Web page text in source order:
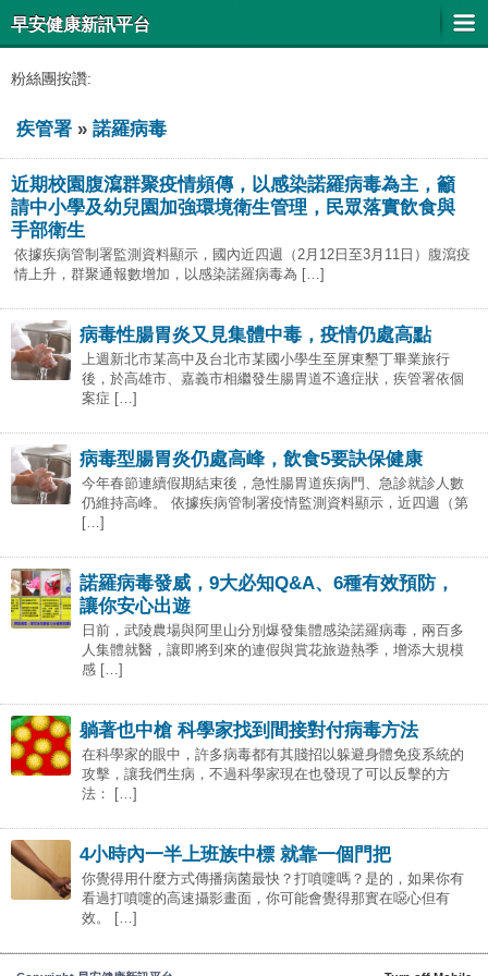
早安健康新訊平台
粉絲團按讚:
疾管署 » 諾羅病毒
近期校園腹瀉群聚疫情頻傳，以感染諾羅病毒為主，籲
請中小學及幼兒園加強環境衛生管理，民眾落實飲食與
手部衛生
依據疾病管制署監測資料顯示，國內近四週（2月12日至3月11日）腹瀉疫
情上升，群聚通報數增加，以感染諾羅病毒為 […]
病毒性腸胃炎又見集體中毒，疫情仍處高點
上週新北市某高中及台北市某國小學生至屏東墾丁畢業旅行
後，於高雄市、嘉義市相繼發生腸胃道不適症狀，疾管署依個
案症 […]
病毒型腸胃炎仍處高峰，飲食5要訣保健康
今年春節連續假期結束後，急性腸胃道疾病門、急診就診人數
仍維持高峰。 依據疾病管制署疫情監測資料顯示，近四週（第
[…]
諾羅病毒發威，9大必知Q&A、6種有效預防，
讓你安心出遊
日前，武陵農場與阿里山分別爆發集體感染諾羅病毒，兩百多
人集體就醫，讓即將到來的連假與賞花旅遊熱季，增添大規模
感 […]
躺著也中槍 科學家找到間接對付病毒方法
在科學家的眼中，許多病毒都有其賤招以躲避身體免疫系統的
攻擊，讓我們生病，不過科學家現在也發現了可以反擊的方
法： […]
4小時內一半上班族中標 就靠一個門把
你覺得用什麼方式傳播病菌最快？打噴嚏嗎？是的，如果你有
看過打噴嚏的高速攝影畫面，你可能會覺得那實在噁心但有
效。 […]